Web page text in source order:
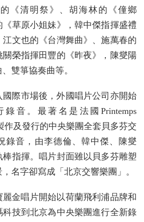
《清明祭》、胡海林的《僮鄉
草原小姐妹》，韓中傑指揮盛禮
文也的《台灣舞曲》、施萬春的
關榮指揮田豐的《昨夜》，陳燮陽
雙箏協奏曲等。
國際市場後，外國唱片公司亦開始
音。最著名是法國Printemps
作及發行的中央樂團全套貝多芬交
錄音，由李德倫、韓中傑、陳燮
棒指揮。唱片封面雖以貝多芬雕塑
名字卻寫成「北京交響樂團」。
麗金唱片開始以荷蘭飛利浦品牌和
技到北京為中央樂團進行全新錄